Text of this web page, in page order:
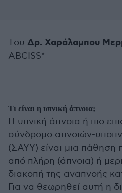
Tου Δρ. Χαράλαμπου
ABCISS*
Τι είναι η υπνική άπνοια;
H υπνική άπνοια ή πιο
σύνδρομο απνοιών-
(ΣΑΥΥ) είναι μια πάθηση
από πλήρη (άπνοια) ή
διακοπή της αναπνοής
Για να θεωρηθεί αυτή η